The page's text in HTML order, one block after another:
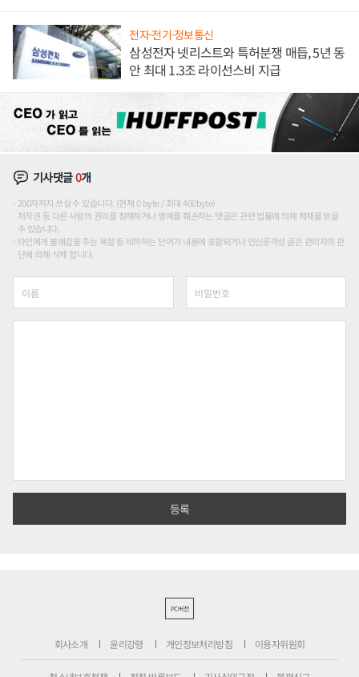
전자·전기·정보통신
삼성전자 넷리스트와 특허분쟁 매듭, 5년 동
안 최대 1.3조 라이선스비 지급
기사댓글0개
200자까지 쓰실 수 있습니다. (현재 0 byte / 최대 400byte)
저작권 등 다른 사람의 권리를 침해하거나 명예를 훼손하는 댓글은 관련 법률에 의해 제재를 받을
수 있습니다.
타인에게 불쾌감을 주는 욕설 등 비하하는 단어가 내용에 포함되거나 인신공격성 글은 관리자의 판
단에 의해 삭제 합니다.
PC버전
회사소개 윤리강령 개인정보처리방침 이용자위원회